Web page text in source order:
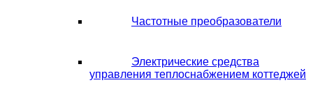
Частотные преобразователи
Электрические средства
управления теплоснабжением коттеджей